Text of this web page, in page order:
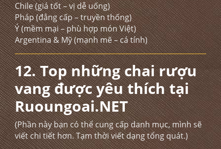
Chile (giá tốt – vị dễ uống)
Pháp (đẳng cấp – truyền thống)
Ý (mềm mại – phù hợp món Việt)
Argentina & Mỹ (mạnh mẽ – cá tính)
12. Top những chai rượu
vang được yêu thích tại
Ruoungoai.NET
(Phần này bạn có thể cung cấp danh mục, mình sẽ
viết chi tiết hơn. Tạm thời viết dạng tổng quát.)